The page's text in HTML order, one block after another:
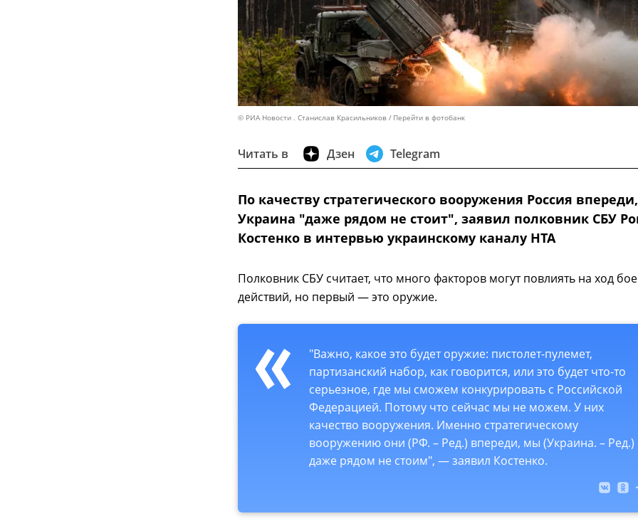
© РИА Новости . Станислав Красильников Перейти в фотобанк
Читать в Дзен Telegram
По качеству стратегического вооружения Россия впереди,
Украина "даже рядом не стоит", заявил полковник СБУ
Костенко в интервью украинскому каналу НТА
Полковник СБУ считает, что много факторов могут повлиять на ход
действий, но первый — это оружие.
"Важно, какое это будет оружие: пистолет-пулемет,
партизанский набор, как говорится, или это будет что-то
серьезное, где мы сможем конкурировать с Российской
Федерацией. Потому что сейчас мы не можем. У них
качество вооружения. Именно стратегическому
вооружению они (РФ. – Ред.) впереди, мы (Украина. – Ред.)
даже рядом не стоим", — заявил Костенко.